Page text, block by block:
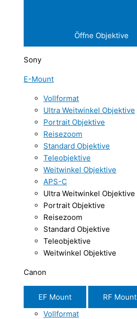
Öffne Objektive
Sony
E-Mount
Vollformat
Ultra Weitwinkel Objektive
Portrait Objektive
Reisezoom
Standard Objektive
Teleobjektive
Weitwinkel Objektive
APS-C
Ultra Weitwinkel Objektive
Portrait Objektive
Reisezoom
Standard Objektive
Teleobjektive
Weitwinkel Objektive
Canon
EF Mount
RF Mount
Vollformat